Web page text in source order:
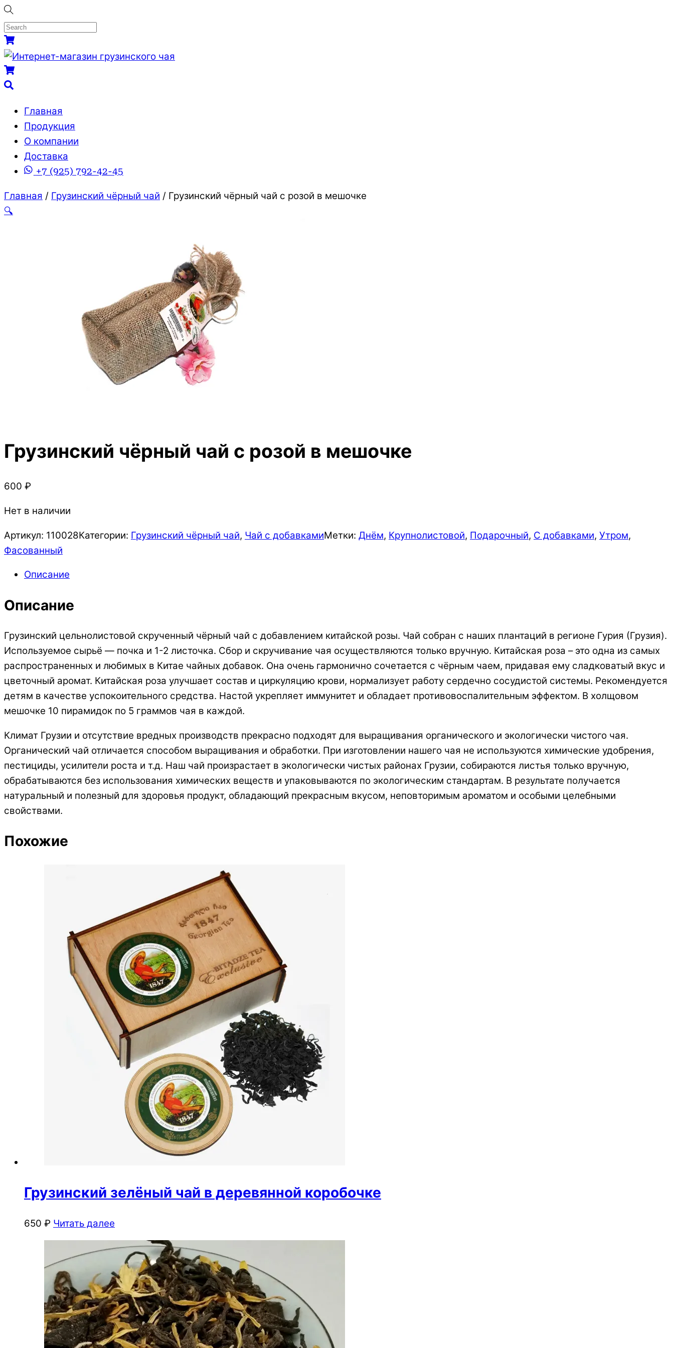
Skip
to
content
Menu
Cart
Cart
Search
Главная
Продукция
О компании
Доставка
+7 (925) 792-42-45
Close
Menu
Close
Cart
Главная / Грузинский чёрный чай / Грузинский чёрный чай с розой в мешочке
🔍
Грузинский чёрный чай с розой в мешочке
600 ₽
Нет в наличии
Артикул: 110028Категории: Грузинский чёрный чай, Чай с добавкамиМетки: Днём, Крупнолистовой, Подарочный, С добавками, Утром,
Фасованный
Описание
Описание
Грузинский цельнолистовой скрученный чёрный чай с добавлением китайской розы. Чай собран с наших плантаций в регионе Гурия (Грузия).
Используемое сырьё — почка и 1-2 листочка. Сбор и скручивание чая осуществляются только вручную. Китайская роза – это одна из самых
распространенных и любимых в Китае чайных добавок. Она очень гармонично сочетается с чёрным чаем, придавая ему сладковатый вкус и
цветочный аромат. Китайская роза улучшает состав и циркуляцию крови, нормализует работу сердечно сосудистой системы. Рекомендуется
детям в качестве успокоительного средства. Настой укрепляет иммунитет и обладает противовоспалительным эффектом. В холщовом
мешочке 10 пирамидок по 5 граммов чая в каждой.
Климат Грузии и отсутствие вредных производств прекрасно подходят для выращивания органического и экологически чистого чая.
Органический чай отличается способом выращивания и обработки. При изготовлении нашего чая не используются химические удобрения,
пестициды, усилители роста и т.д. Наш чай произрастает в экологически чистых районах Грузии, собираются листья только вручную,
обрабатываются без использования химических веществ и упаковываются по экологическим стандартам. В результате получается
натуральный и полезный для здоровья продукт, обладающий прекрасным вкусом, неповторимым ароматом и особыми целебными
свойствами.
Похожие
Грузинский зелёный чай в деревянной коробочке
650 ₽ Читать далее